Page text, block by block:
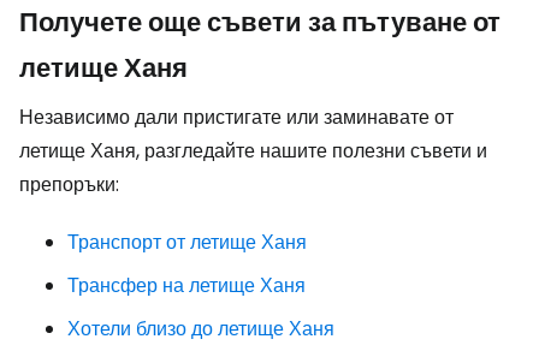
Получете още съвети за пътуване от
летище Ханя
Независимо дали пристигате или заминавате от
летище Ханя, разгледайте нашите полезни съвети и
препоръки:
Транспорт от летище Ханя
Трансфер на летище Ханя
Хотели близо до летище Ханя